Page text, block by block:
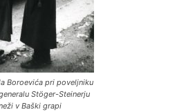
Boroevića pri poveljniku
Stöger-Steinerju
v Baški grapi